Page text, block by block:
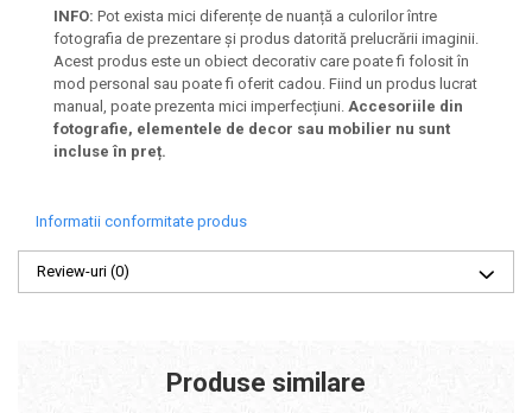
INFO: Pot exista mici diferențe de nuanță a culorilor între
fotografia de prezentare și produs datorită prelucrării imaginii.
Acest produs este un obiect decorativ care poate fi folosit în
mod personal sau poate fi oferit cadou. Fiind un produs lucrat
manual, poate prezenta mici imperfecțiuni. Accesoriile din
fotografie, elementele de decor sau mobilier nu sunt
incluse în preț.
Informatii conformitate produs
Review-uri (0)
Produse similare